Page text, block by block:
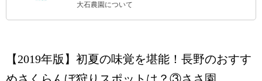
大石農園について
【2019年版】初夏の味覚を堪能！長野のおすす
めさくらんぼ狩りスポットは？③ささ園